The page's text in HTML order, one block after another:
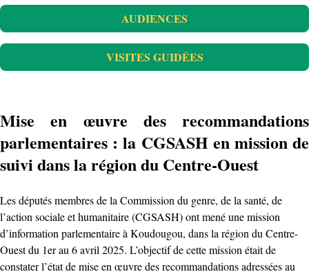
AUDIENCES
VISITES GUIDÉES
Mise en œuvre des recommandations
parlementaires : la CGSASH en mission de
suivi dans la région du Centre-Ouest
Les députés membres de la Commission du genre, de la santé, de
l’action sociale et humanitaire (CGSASH) ont mené une mission
d’information parlementaire à Koudougou, dans la région du Centre-
Ouest du 1er au 6 avril 2025. L’objectif de cette mission était de
constater l’état de mise en œuvre des recommandations adressées au